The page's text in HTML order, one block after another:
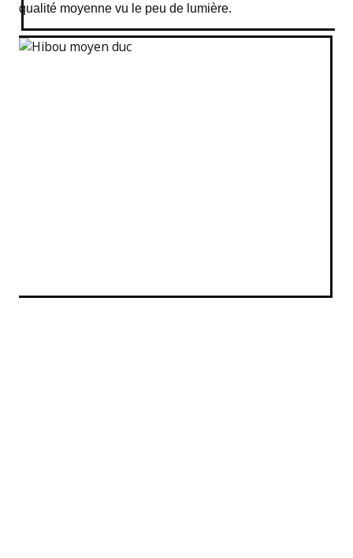
qualité moyenne vu le peu de lumière.